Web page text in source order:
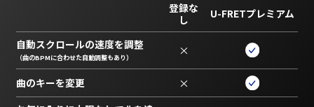
登録な
し
U-FRETプレミアム
自動スクロールの速度を調整
（曲のBPMに合わせた自動調整もあり） ×
曲のキーを変更 ×